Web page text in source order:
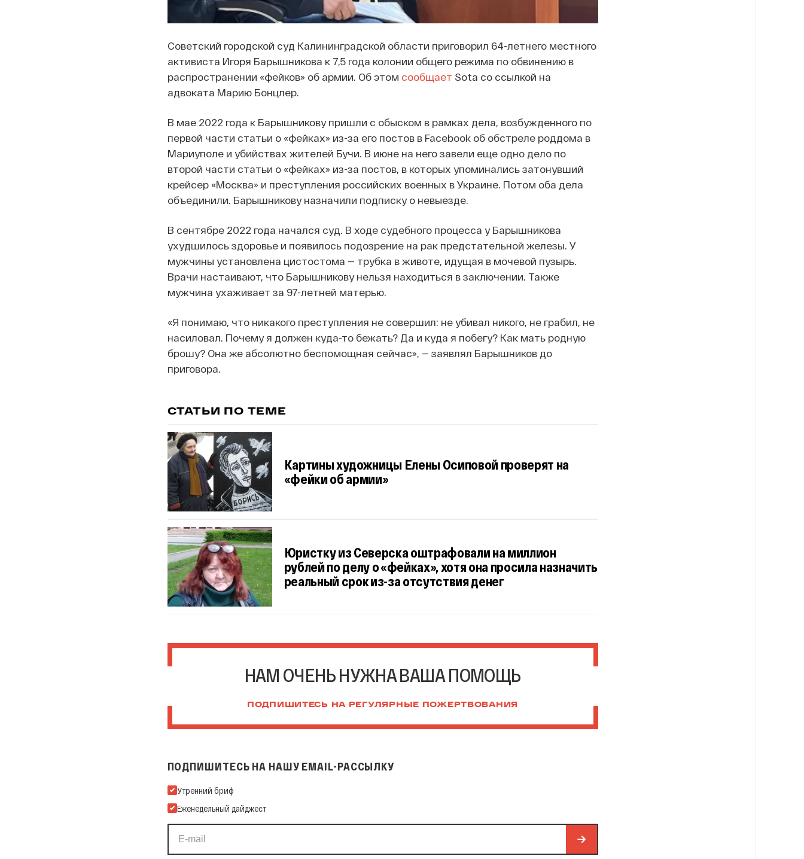
Советский городской суд Калининградской области приговорил 64-летнего местного
активиста Игоря Барышникова к 7,5 года колонии общего режима по обвинению в
распространении «фейков» об армии. Об этом сообщает Sota со ссылкой на
адвоката Марию Бонцлер.
В мае 2022 года к Барышникову пришли с обыском в рамках дела, возбужденного по
первой части статьи о «фейках» из-за его постов в Facebook об обстреле роддома в
Мариуполе и убийствах жителей Бучи. В июне на него завели еще одно дело по
второй части статьи о «фейках» из-за постов, в которых упоминались затонувший
крейсер «Москва» и преступления российских военных в Украине. Потом оба дела
объединили. Барышникову назначили подписку о невыезде.
В сентябре 2022 года начался суд. В ходе судебного процесса у Барышникова
ухудшилось здоровье и появилось подозрение на рак предстательной железы. У
мужчины установлена цистостома — трубка в животе, идущая в мочевой пузырь.
Врачи настаивают, что Барышникову нельзя находиться в заключении. Также
мужчина ухаживает за 97-летней матерью.
«Я понимаю, что никакого преступления не совершил: не убивал никого, не грабил, не
насиловал. Почему я должен куда-то бежать? Да и куда я побегу? Как мать родную
брошу? Она же абсолютно беспомощная сейчас», — заявлял Барышников до
приговора.
СТАТЬИ ПО ТЕМЕ
Картины художницы Елены Осиповой проверят на
«фейки об армии»
Юристку из Северска оштрафовали на миллион
рублей по делу о «фейках», хотя она просила назначить
реальный срок из-за отсутствия денег
НАМ ОЧЕНЬ НУЖНА ВАША ПОМОЩЬ
ПОДПИШИТЕСЬ НА РЕГУЛЯРНЫЕ ПОЖЕРТВОВАНИЯ
ПОДПИШИТЕСЬ НА НАШУ EMAIL-РАССЫЛКУ
Подпишитесь на нашу Email-рассылку
Утренний бриф
Еженедельный дайджест